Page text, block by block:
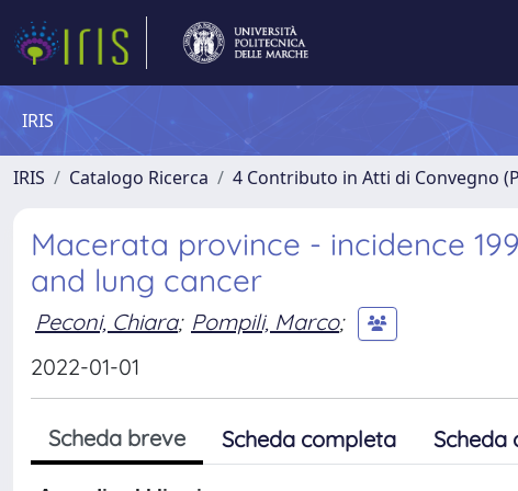
IRIS
IRIS Catalogo Ricerca 4 Contributo in Atti di Convegno
Macerata province - incidence
and lung cancer
Peconi, Chiara; Pompili, Marco;
2022-01-01
Scheda breve Scheda completa Scheda